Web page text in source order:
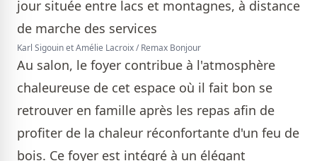
Karl Sigouin et Amélie Lacroix / Remax Bonjour
Au salon, le foyer contribue à l'atmosphère
chaleureuse de cet espace où il fait bon se
retrouver en famille après les repas afin de
profiter de la chaleur réconfortante d'un feu de
bois. Ce foyer est intégré à un élégant